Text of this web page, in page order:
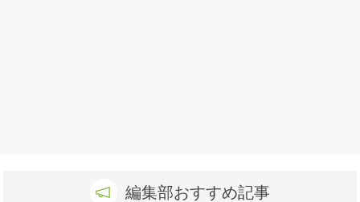
編集部おすすめ記事